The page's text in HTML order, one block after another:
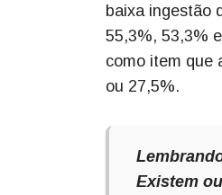
baixa ingestão
55,3%, 53,3%
como item que
ou 27,5%.
Existem